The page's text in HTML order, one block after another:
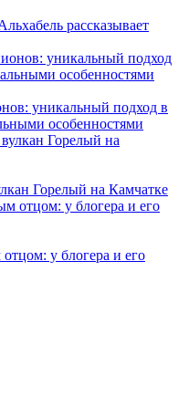
рассказывает
уникальный подход в
особенностями
Горелый на Камчатке
у блогера и его